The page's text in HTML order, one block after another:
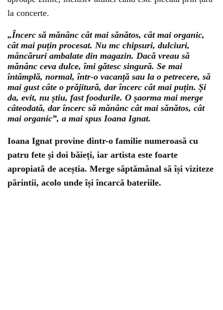
la concerte.
„Încerc să mănânc cât mai sănătos, cât mai organic,
cât mai puțin procesat. Nu mc chipsuri, dulciuri,
mâncăruri ambalate din magazin. Dacă vreau să
mănânc ceva dulce, îmi gătesc singură. Se mai
întâmplă, normal, într-o vacanță sau la o petrecere, să
mai gust câte o prăjitură, dar încerc cât mai puțin. Și
da, evit, nu știu, fast foodurile. O șaorma mai merge
câteodată, dar încerc să mănânc cât mai sănătos, cât
mai organic”, a mai spus Ioana Ignat.
Ioana Ignat provine dintr-o familie numeroasă cu
patru fete și doi băieți, iar artista este foarte
apropiată de aceștia. Merge săptămânal să își viziteze
părintii, acolo unde își încarcă bateriile.